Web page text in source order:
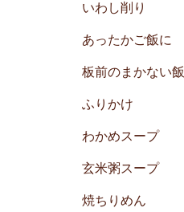
いわし削り
あったかご飯に
板前のまかない飯
ふりかけ
わかめスープ
玄米粥スープ
焼ちりめん